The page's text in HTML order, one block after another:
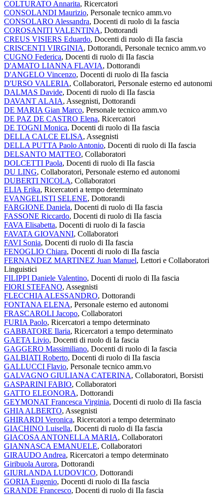
COLTURATO Annarita, Ricercatori
CONSOLANDI Maurizio, Personale tecnico amm.vo
CONSOLARO Alessandra, Docenti di ruolo di Ia fascia
COROSANITI VALENTINA, Dottorandi
CREUS VISIERS Eduardo, Docenti di ruolo di IIa fascia
CRISCENTI VIRGINIA, Dottorandi, Personale tecnico amm.vo
CUGNO Federica, Docenti di ruolo di IIa fascia
D'AMATO LIANNA FLAVIA, Dottorandi
D'ANGELO Vincenzo, Docenti di ruolo di IIa fascia
D'URSO VALERIA, Collaboratori, Personale esterno ed autonomi
DALMAS Davide, Docenti di ruolo di IIa fascia
DAVANT ALAIA, Assegnisti, Dottorandi
DE MARIA Gian Marco, Personale tecnico amm.vo
DE PAZ DE CASTRO Elena, Ricercatori
DE TOGNI Monica, Docenti di ruolo di IIa fascia
DELLA CALCE ELISA, Assegnisti
DELLA PUTTA Paolo Antonio, Docenti di ruolo di IIa fascia
DELSANTO MATTEO, Collaboratori
DOLCETTI Paola, Docenti di ruolo di IIa fascia
DU LING, Collaboratori, Personale esterno ed autonomi
DUBERTI NICOLA, Collaboratori
ELIA Erika, Ricercatori a tempo determinato
EVANGELISTI SELENE, Dottorandi
FARGIONE Daniela, Docenti di ruolo di IIa fascia
FASSONE Riccardo, Docenti di ruolo di IIa fascia
FAVA Elisabetta, Docenti di ruolo di Ia fascia
FAVATA GIOVANNI, Collaboratori
FAVI Sonia, Docenti di ruolo di IIa fascia
FENOGLIO Chiara, Docenti di ruolo di IIa fascia
FERNANDEZ MARTINEZ Juan Manuel, Lettori e Collaboratori
Linguistici
FILIPPI Daniele Valentino, Docenti di ruolo di IIa fascia
FIORI STEFANO, Assegnisti
FLECCHIA ALESSANDRO, Dottorandi
FONTANA ELENA, Personale esterno ed autonomi
FRASCAROLI Jacopo, Collaboratori
FURIA Paolo, Ricercatori a tempo determinato
GABBATORE Ilaria, Ricercatori a tempo determinato
GAETA Livio, Docenti di ruolo di Ia fascia
GAGGERO Massimiliano, Docenti di ruolo di Ia fascia
GALBIATI Roberto, Docenti di ruolo di IIa fascia
GALLUCCI Flavio, Personale tecnico amm.vo
GALVAGNO GIULIANA CATERINA, Collaboratori, Borsisti
GASPARINI FABIO, Collaboratori
GATTO ELEONORA, Dottorandi
GEYMONAT Francesca Virginia, Docenti di ruolo di IIa fascia
GHIA ALBERTO, Assegnisti
GHIRARDI Veronica, Ricercatori a tempo determinato
GIACHINO Luisella, Docenti di ruolo di IIa fascia
GIACOSA ANTONELLA MARIA, Collaboratori
GIANNASCA EMANUELE, Collaboratori
GIRAUDO Andrea, Ricercatori a tempo determinato
Giribuola Aurora, Dottorandi
GIURLANDA LUDOVICO, Dottorandi
GORIA Eugenio, Docenti di ruolo di IIa fascia
GRANDE Francesco, Docenti di ruolo di IIa fascia